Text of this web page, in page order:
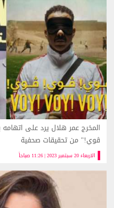
الاربعاء 20 سبتمبر 2023 | 11:26 صباحاً
المخرج عمر هلال يرد على
ڤوي!" من تحقيقات صحفية